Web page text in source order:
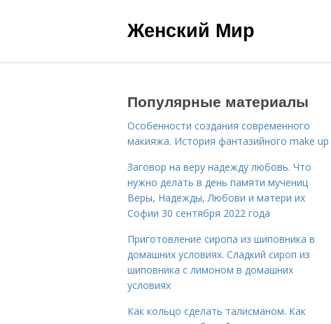
Женский Мир
Популярные материалы
Особенности создания современного
макияжа. История фантазийного make up
Заговор на веру надежду любовь. Что
нужно делать в день памяти мучениц
Веры, Надежды, Любови и матери их
Софии 30 сентября 2022 года
Приготовление сиропа из шиповника в
домашних условиях. Сладкий сироп из
шиповника с лимоном в домашних
условиях
Как кольцо сделать талисманом. Как